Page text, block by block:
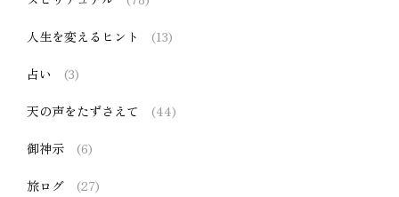
人生を変えるヒント (13)
占い (3)
天の声をたずさえて (44)
御神示 (6)
旅ログ (27)